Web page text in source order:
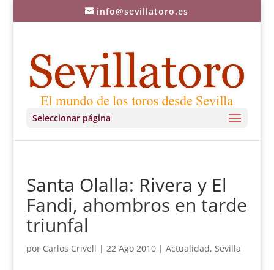
info@sevillatoro.es
Seleccionar página
Santa Olalla: Rivera y El
Fandi, ahombros en tarde
triunfal
por Carlos Crivell | 22 Ago 2010| Actualidad, Sevilla